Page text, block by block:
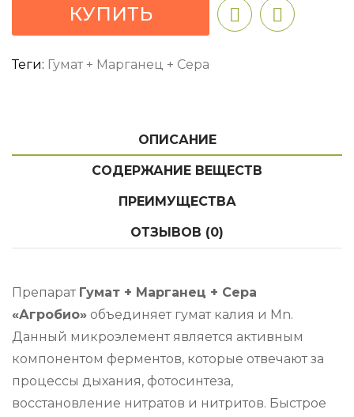
КУПИТЬ
Теги: Гумат + Марганец + Сера
ОПИСАНИЕ
СОДЕРЖАНИЕ ВЕЩЕСТВ
ПРЕИМУЩЕСТВА
ОТЗЫВОВ (0)
Препарат Гумат + Марганец + Сера
«Агробио» объединяет гумат калия и Mn.
Данный микроэлемент является активным
компонентом ферментов, которые отвечают за
процессы дыхания, фотосинтеза,
восстановление нитратов и нитритов. Быстрое